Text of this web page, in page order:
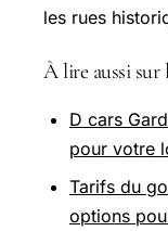
les rues
À lire aussi sur
D cars
pour votre
Tarifs du
options